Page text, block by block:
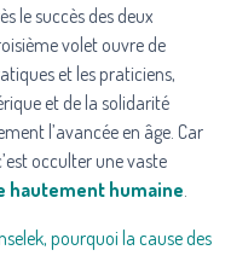
le succès des deux
volet ouvre de
et les praticiens,
et de la solidarité
l’avancée en âge. Car
occulter une vaste
hautement humaine.
pourquoi la cause des